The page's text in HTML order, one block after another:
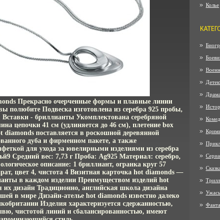
Прекрасно очерченные формы и плавные линии
полюбите Подвеска изготовлена из серебра 925 пробы,
- бриллианты Укомплектована серебряной
цепочки 41 см (удлиняется до 46 см), плетение box
diamonds поставляется в роскошной деревянной
дуба и фирменном пакете, а также
для ухода за ювелирными изделиями из серебра
Средний вес: 7,73 г Проба: Ag925 Материал: серебро,
описание: 1 бриллиант, огранка круг 57
цвет 4, чистота 4 Визитная карточка hot diamonds —
в каждом изделии Преимуществом изделий hot
их дизайн Традиционно, английская школа дизайна
в мире Дизайн-ателье hot diamonds известно далеко
Изделия характеризуется сдержанностью,
чистотой линий и сбалансированностью, имеют
Колье